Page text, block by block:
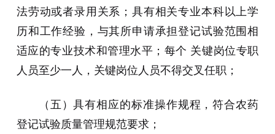
法劳动或者录用关系；具有相关专业本科以上学
历和工作经验，与其所申请承担登记试验范围相
适应的专业技术和管理水平；每个 关键岗位专职
人员至少一人，关键岗位人员不得交叉任职；
（五）具有相应的标准操作规程，符合农药
登记试验质量管理规范要求；